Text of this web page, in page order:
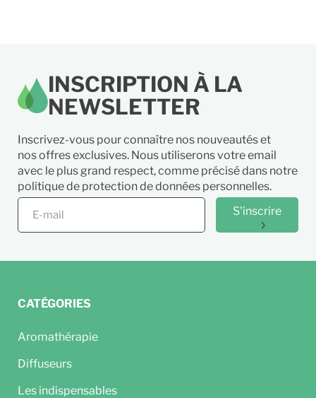
INSCRIPTION À LA
NEWSLETTER
Inscrivez-vous pour connaître nos nouveautés et
nos offres exclusives. Nous utiliserons votre email
avec le plus grand respect, comme précisé dans notre
politique de protection de données personnelles.
S'inscrire
CATÉGORIES
Aromathérapie
Diffuseurs
Les indispensables